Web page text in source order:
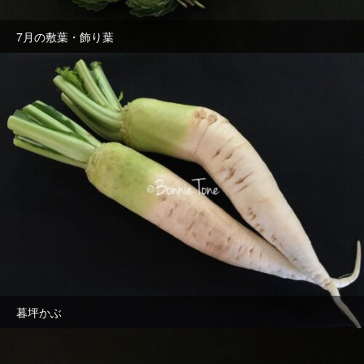
7月の敷葉・飾り葉
暮坪かぶ